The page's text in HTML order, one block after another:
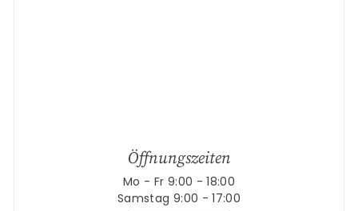
Öffnungszeiten
Mo - Fr 9:00 - 18:00
Samstag 9:00 - 17:00